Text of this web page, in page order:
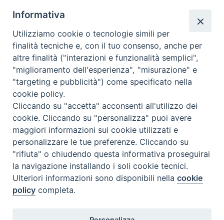
Comunicati Stampa
Il cordoglio dei Vescovi di Puglia per la morte di S.E.R. Mons. Agostino
Superbo
Nasce la Consulta Diocesana delle Aggregazioni Laicali di Castellaneta
Archivio comunicati stampa
2026 © Diocesi di Castellaneta
Informativa
Utilizziamo cookie o tecnologie simili per
finalità tecniche e, con il tuo consenso, anche per
altre finalità ("interazioni e funzionalità semplici",
"miglioramento dell'esperienza", "misurazione" e
"targeting e pubblicità") come specificato nella
cookie policy.
Cliccando su "accetta" acconsenti all'utilizzo dei
cookie. Cliccando su "personalizza" puoi avere
maggiori informazioni sui cookie utilizzati e
personalizzare le tue preferenze. Cliccando su
"rifiuta" o chiudendo questa informativa proseguirai
la navigazione installando i soli cookie tecnici.
Ulteriori informazioni sono disponibili nellacookie
policy completa.